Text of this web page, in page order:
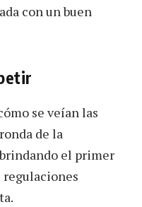
con un buen
se veían las
de la
el primer
regulaciones